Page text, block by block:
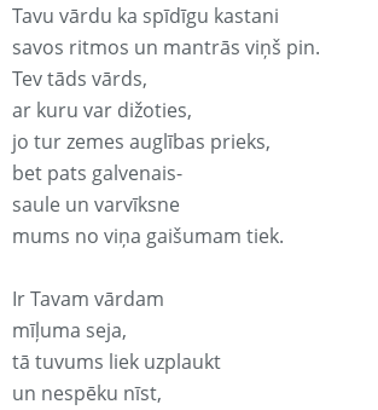
Tavu vārdu ka spīdīgu kastani
savos ritmos un mantrās viņš pin.
Tev tāds vārds,
ar kuru var dižoties,
jo tur zemes auglības prieks,
bet pats galvenais-
saule un varvīksne
mums no viņa gaišumam tiek.
Ir Tavam vārdam
mīļuma seja,
tā tuvums liek uzplaukt
un nespēku nīst,